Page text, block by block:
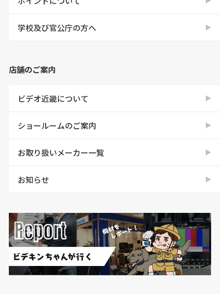
学校及び官公庁の方へ
店舗のご案内
ビデオ近畿について
ショールームのご案内
お取り扱いメーカー一覧
お知らせ